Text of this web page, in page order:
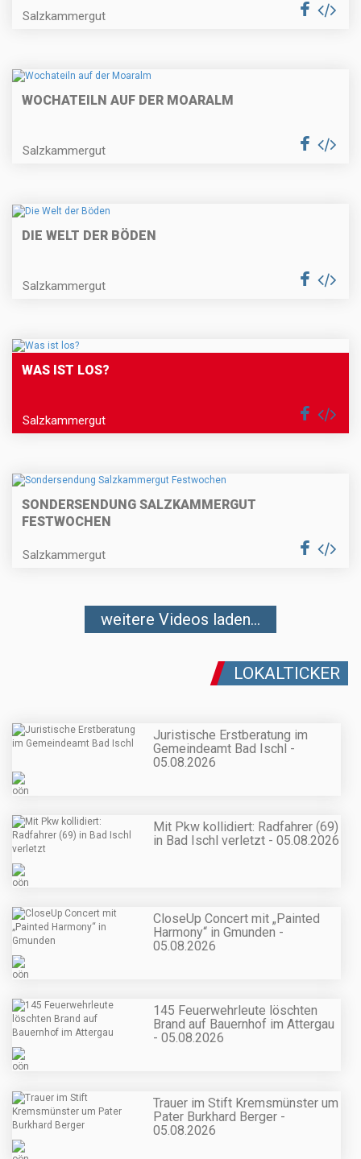
Salzkammergut
WOCHATEILN AUF DER MOARALM
Salzkammergut
DIE WELT DER BÖDEN
Salzkammergut
WAS IST LOS?
Salzkammergut
SONDERSENDUNG SALZKAMMERGUT
FESTWOCHEN
Salzkammergut
weitere Videos laden...
LOKALTICKER
Juristische Erstberatung im
Gemeindeamt Bad Ischl -
05.08.2026
Mit Pkw kollidiert: Radfahrer (69)
in Bad Ischl verletzt - 05.08.2026
CloseUp Concert mit „Painted
Harmony“ in Gmunden -
05.08.2026
145 Feuerwehrleute löschten
Brand auf Bauernhof im Attergau
- 05.08.2026
Trauer im Stift Kremsmünster um
Pater Burkhard Berger -
05.08.2026